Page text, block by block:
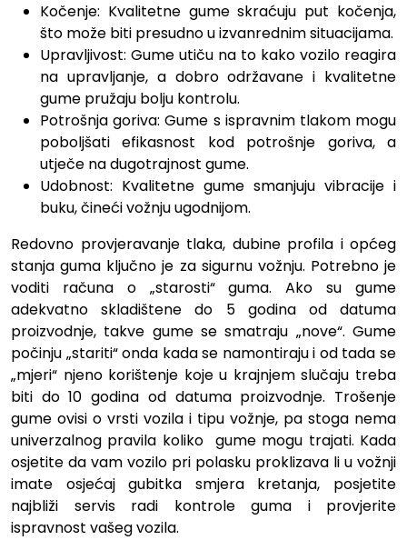
Kočenje: Kvalitetne gume skraćuju put kočenja,
što može biti presudno u izvanrednim situacijama.
Upravljivost: Gume utiču na to kako vozilo reagira
na upravljanje, a dobro održavane i kvalitetne
gume pružaju bolju kontrolu.
Potrošnja goriva: Gume s ispravnim tlakom mogu
poboljšati efikasnost kod potrošnje goriva, a
utječe na dugotrajnost gume.
Udobnost: Kvalitetne gume smanjuju vibracije i
buku, čineći vožnju ugodnijom.
Redovno provjeravanje tlaka, dubine profila i općeg
stanja guma ključno je za sigurnu vožnju. Potrebno je
voditi računa o „starosti“ guma. Ako su gume
adekvatno skladištene do 5 godina od datuma
proizvodnje, takve gume se smatraju „nove“. Gume
počinju „stariti“ onda kada se namontiraju i od tada se
„mjeri“ njeno korištenje koje u krajnjem slučaju treba
biti do 10 godina od datuma proizvodnje. Trošenje
gume ovisi o vrsti vozila i tipu vožnje, pa stoga nema
univerzalnog pravila koliko gume mogu trajati. Kada
osjetite da vam vozilo pri polasku proklizava li u vožnji
imate osjećaj gubitka smjera kretanja, posjetite
najbliži servis radi kontrole guma i provjerite
ispravnost vašeg vozila.